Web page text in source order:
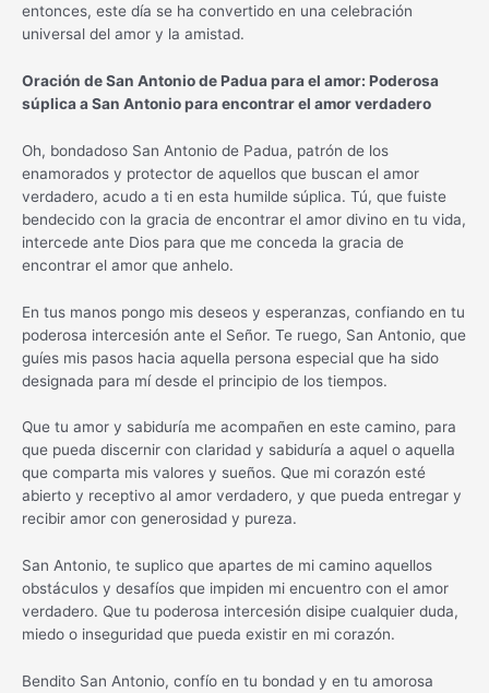
entonces, este día se ha convertido en una celebración
universal del amor y la amistad.
Oración de San Antonio de Padua para el amor: Poderosa
súplica a San Antonio para encontrar el amor verdadero
Oh, bondadoso San Antonio de Padua, patrón de los
enamorados y protector de aquellos que buscan el amor
verdadero, acudo a ti en esta humilde súplica. Tú, que fuiste
bendecido con la gracia de encontrar el amor divino en tu vida,
intercede ante Dios para que me conceda la gracia de
encontrar el amor que anhelo.
En tus manos pongo mis deseos y esperanzas, confiando en tu
poderosa intercesión ante el Señor. Te ruego, San Antonio, que
guíes mis pasos hacia aquella persona especial que ha sido
designada para mí desde el principio de los tiempos.
Que tu amor y sabiduría me acompañen en este camino, para
que pueda discernir con claridad y sabiduría a aquel o aquella
que comparta mis valores y sueños. Que mi corazón esté
abierto y receptivo al amor verdadero, y que pueda entregar y
recibir amor con generosidad y pureza.
San Antonio, te suplico que apartes de mi camino aquellos
obstáculos y desafíos que impiden mi encuentro con el amor
verdadero. Que tu poderosa intercesión disipe cualquier duda,
miedo o inseguridad que pueda existir en mi corazón.
Bendito San Antonio, confío en tu bondad y en tu amorosa